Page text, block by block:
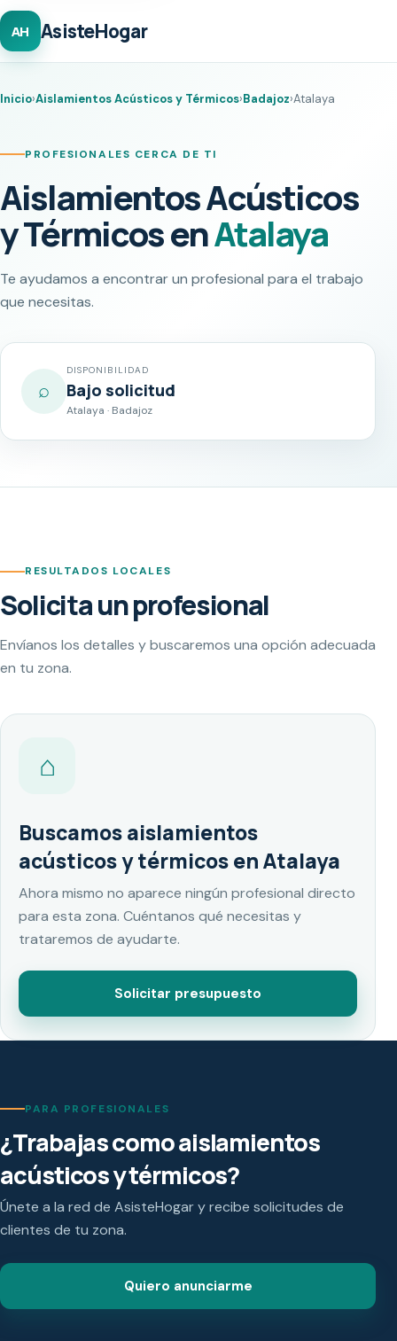
AH AsisteHogar
Inicio›Aislamientos Acústicos y Térmicos›Badajoz›Atalaya
PROFESIONALES CERCA DE TI
Aislamientos Acústicos
y Térmicos enAtalaya
Te ayudamos a encontrar un profesional para el trabajo
que necesitas.
⌕
DISPONIBILIDAD
Bajo solicitud
Atalaya · Badajoz
RESULTADOS LOCALES
Solicita un profesional
Envíanos los detalles y buscaremos una opción adecuada
en tu zona.
⌂
Buscamos aislamientos
acústicos y térmicos en Atalaya
Ahora mismo no aparece ningún profesional directo
para esta zona. Cuéntanos qué necesitas y
trataremos de ayudarte.
Solicitar presupuesto
PARA PROFESIONALES
¿Trabajas como aislamientos
acústicos y térmicos?
Únete a la red de AsisteHogar y recibe solicitudes de
clientes de tu zona.
Quiero anunciarme